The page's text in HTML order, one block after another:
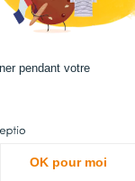
grâce à la
: MAGIS et
pendant votre
OK pour moi